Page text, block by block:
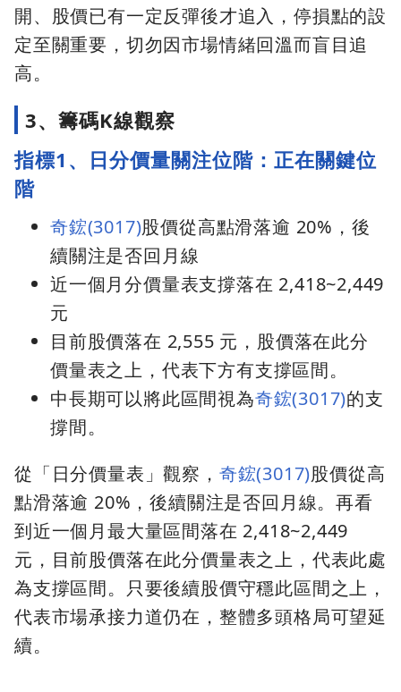
開、股價已有一定反彈後才追入，停損點的設
定至關重要，切勿因市場情緒回溫而盲目追
高。
3、籌碼K線觀察
指標1、日分價量關注位階：正在關鍵位
階
奇鋐(3017)股價從高點滑落逾 20%，後
續關注是否回月線
近一個月分價量表支撐落在 2,418~2,449
元
目前股價落在 2,555 元，股價落在此分
價量表之上，代表下方有支撐區間。
中長期可以將此區間視為奇鋐(3017)的支
撐間。
從「日分價量表」觀察， 奇鋐(3017)股價從高
點滑落逾 20%，後續關注是否回月線。再看
到近一個月最大量區間落在 2,418~2,449
元，目前股價落在此分價量表之上，代表此處
為支撐區間。只要後續股價守穩此區間之上，
代表市場承接力道仍在，整體多頭格局可望延
續。